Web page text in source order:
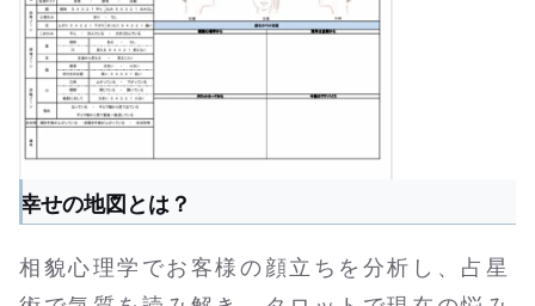
幸せの地図とは？
相貌心理学でお客様の顔立ちを分析し、占星